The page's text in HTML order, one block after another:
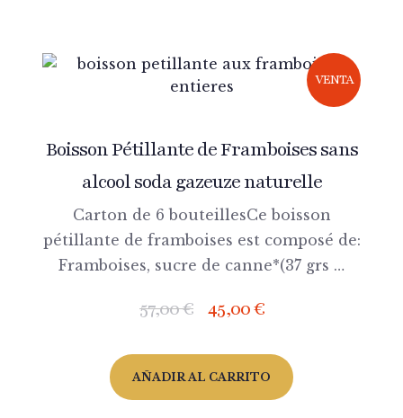
VENTA
Boisson Pétillante de Framboises sans
alcool soda gazeuze naturelle
Carton de 6 bouteillesCe boisson
pétillante de framboises est composé de:
Framboises, sucre de canne*(37 grs …
57,00€ 45,00€
AÑADIR AL CARRITO